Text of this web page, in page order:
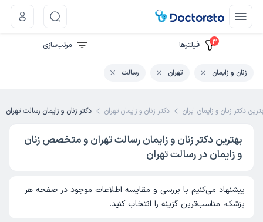
دکتر زنان و زایمان ایران دکتر زنان و زایمان تهران دکتر زنان و زایمان رسالت تهران
بهترین دکتر زنان و زایمان رسالت تهران و متخصص زنان
و زایمان در رسالت تهران
پیشنهاد می‌کنیم با بررسی و مقایسه اطلاعات موجود در صفحه هر
پزشک، مناسب‌ترین گزینه را انتخاب کنید.
3 فیلتر‌ها مرتب‌سازی
زنان و زایمان تهران رسالت